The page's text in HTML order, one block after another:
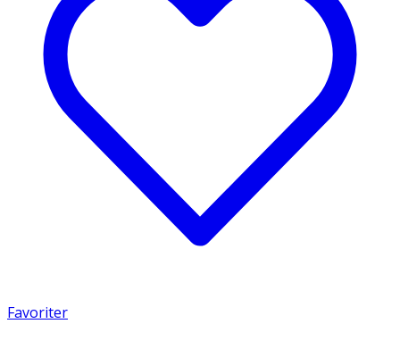
Favoriter